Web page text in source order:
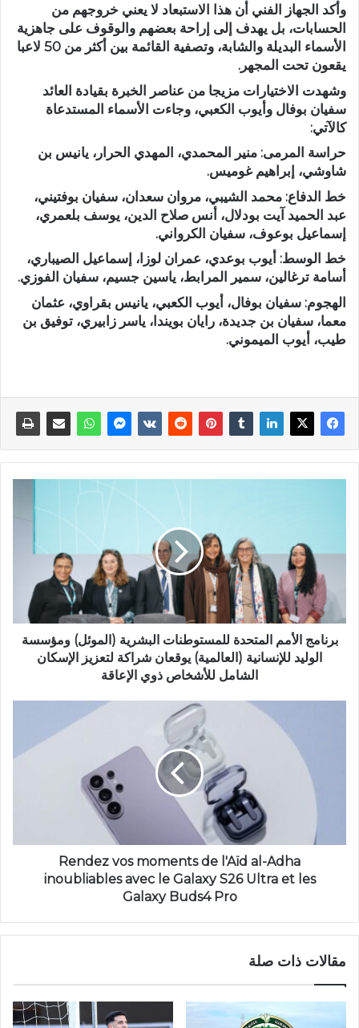
وأكد الجهاز الفني أن هذا الاستبعاد لا يعني خروجهم من
الحسابات، بل يهدف إلى إراحة بعضهم والوقوف على جاهزية
الأسماء البديلة والشابة، وتصفية القائمة بين أكثر من 50 لاعبا
يقعون تحت المجهر.
وشهدت الاختيارات مزيجا من عناصر الخبرة بقيادة العائد
سفيان بوفال وأيوب الكعبي، وجاءت الأسماء المستدعاة
كالآتي:
حراسة المرمى: منير المحمدي، المهدي الحرار، يانيس بن
شاوشي، إبراهيم غوميس.
خط الدفاع: محمد الشيبي، مروان سعدان، سفيان بوفتيني،
عبد الحميد آيت بودلال، أنس صلاح الدين، يوسف بلعمري،
إسماعيل بوعوف، سفيان الكرواني.
خط الوسط: أيوب بوعدي، عمران لوزا، إسماعيل الصيباري،
أسامة ترغالين، سمير المرابط، ياسين جسيم، سفيان الفوزي.
الهجوم: سفيان بوفال، أيوب الكعبي، يانيس بقراوي، عثمان
معما، سفيان بن جديدة، رايان بويندا، ياسر زابيري، توفيق بن
طيب، أيوب الميموني.
برنامج الأمم المتحدة للمستوطنات البشرية (الموئل) ومؤسسة
الوليد للإنسانية (العالمية) يوقعان شراكة لتعزيز الإسكان
الشامل للأشخاص ذوي الإعاقة
Rendez vos moments de l'Aïd al-Adha
inoubliables avec le Galaxy S26 Ultra et les
Galaxy Buds4 Pro
مقالات ذات صلة